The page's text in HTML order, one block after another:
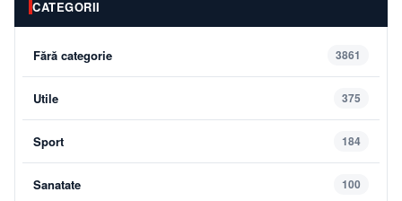
CATEGORII
Fără categorie 3861
Utile 375
Sport 184
Sanatate 100